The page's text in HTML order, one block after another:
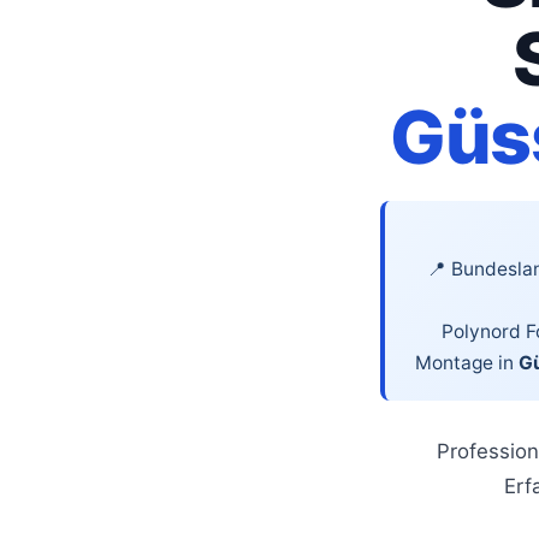
📍
Polynord
Montage in